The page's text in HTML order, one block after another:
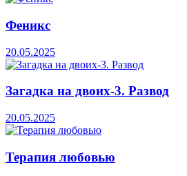
Феникс
20.05.2025
Загадка на двоих-3. Развод
20.05.2025
Терапия любовью